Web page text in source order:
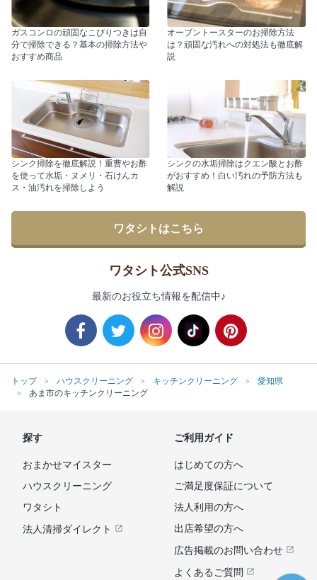
ガスコンロの頑固なこびりつきは自
分で掃除できる？基本の掃除方法や
おすすめ商品
オーブントースターのお掃除方法
は？頑固な汚れへの対処法も徹底解
説
シンク掃除を徹底解説！重曹やお酢
を使って水垢・ヌメリ・石けんカ
ス・油汚れを掃除しよう
シンクの水垢掃除はクエン酸とお酢
がおすすめ！白い汚れの予防方法も
解説
ワタシトはこちら
ワタシト公式SNS
最新のお役立ち情報を配信中♪
トップ ハウスクリーニング キッチンクリーニング
愛知県
あま市のキッチンクリーニング
探す
おまかせマイスター
ハウスクリーニング
ワタシト
法人清掃ダイレクト
ご利用ガイド
はじめての方へ
ご満足度保証について
法人利用の方へ
出店希望の方へ
広告掲載のお問い合わせ
よくあるご質問